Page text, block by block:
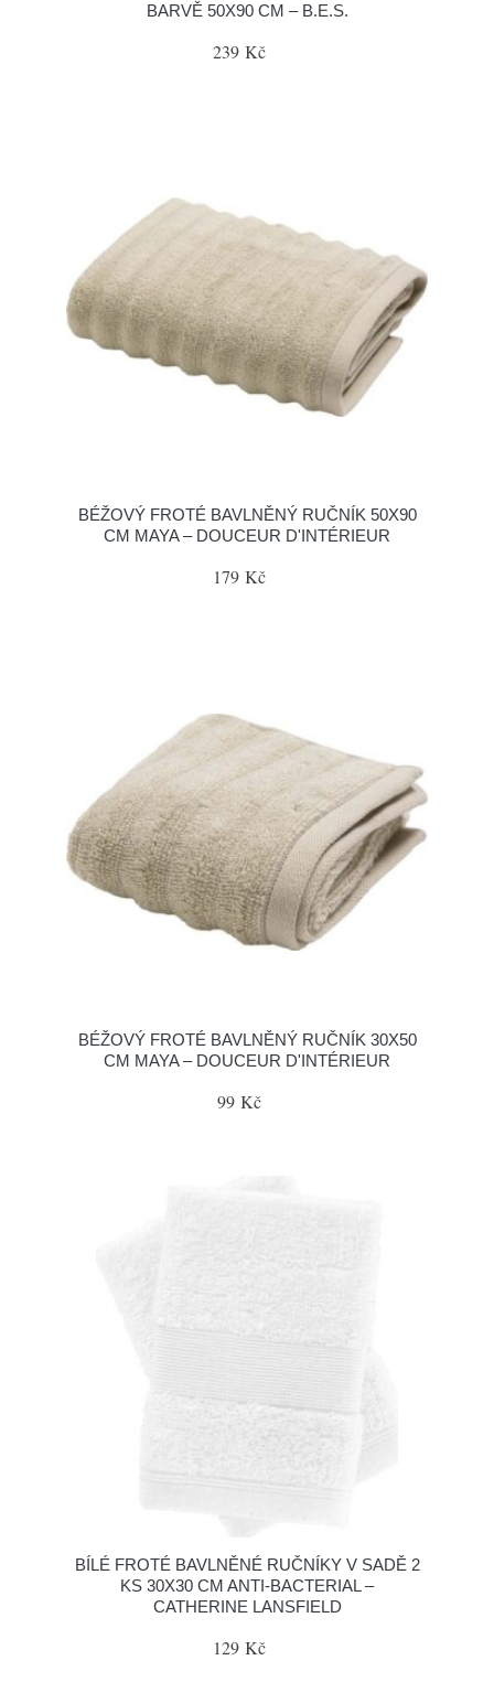
BARVĚ 50X90 CM – B.E.S.
239 Kč
BÉŽOVÝ FROTÉ BAVLNĚNÝ RUČNÍK 50X90
CM MAYA – DOUCEUR D'INTÉRIEUR
179 Kč
BÉŽOVÝ FROTÉ BAVLNĚNÝ RUČNÍK 30X50
CM MAYA – DOUCEUR D'INTÉRIEUR
99 Kč
BÍLÉ FROTÉ BAVLNĚNÉ RUČNÍKY V SADĚ 2
KS 30X30 CM ANTI-BACTERIAL –
CATHERINE LANSFIELD
129 Kč